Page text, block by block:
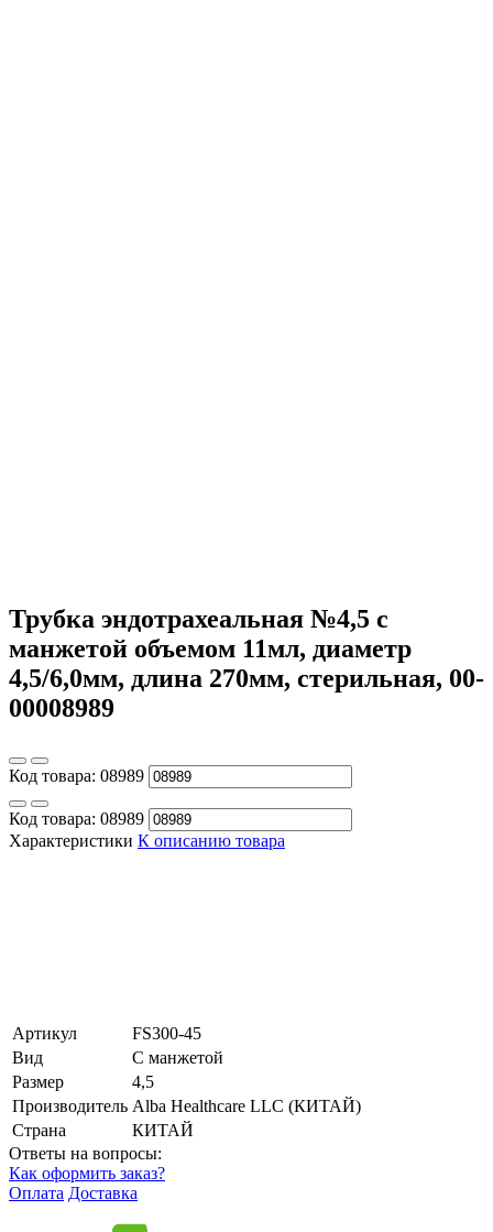
Трубка эндотрахеальная №4,5 с
манжетой объемом 11мл, диаметр
4,5/6,0мм, длина 270мм, стерильная, 00-
00008989
Код товара: 08989
Код товара: 08989
Характеристики К описанию товара
Артикул
FS300-45
Вид
С манжетой
Размер
4,5
Производитель Alba Healthcare LLC (КИТАЙ)
Страна
КИТАЙ
Ответы на вопросы:
Как оформить заказ?
Оплата Доставка